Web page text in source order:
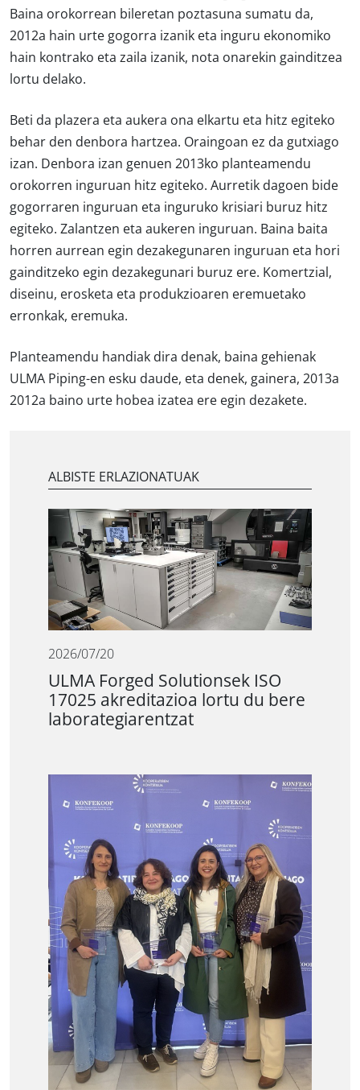
Baina orokorrean bileretan poztasuna sumatu da,
2012a hain urte gogorra izanik eta inguru ekonomiko
hain kontrako eta zaila izanik, nota onarekin gainditzea
lortu delako.
Beti da plazera eta aukera ona elkartu eta hitz egiteko
behar den denbora hartzea. Oraingoan ez da gutxiago
izan. Denbora izan genuen 2013ko planteamendu
orokorren inguruan hitz egiteko. Aurretik dagoen bide
gogorraren inguruan eta inguruko krisiari buruz hitz
egiteko. Zalantzen eta aukeren inguruan. Baina baita
horren aurrean egin dezakegunaren inguruan eta hori
gainditzeko egin dezakegunari buruz ere. Komertzial,
diseinu, erosketa eta produkzioaren eremuetako
erronkak, eremuka.
Planteamendu handiak dira denak, baina gehienak
ULMA Piping-en esku daude, eta denek, gainera, 2013a
2012a baino urte hobea izatea ere egin dezakete.
ALBISTE ERLAZIONATUAK
2026/07/20
ULMA Forged Solutionsek ISO
17025 akreditazioa lortu du bere
laborategiarentzat